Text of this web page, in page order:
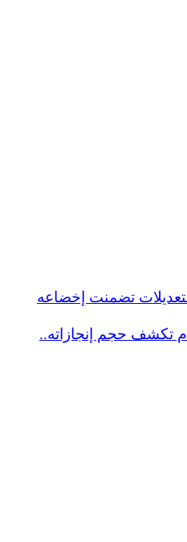
تضمنت إخضاعه
جهاز مستقبل مصر يرسخ دوره التنموى ويمنحه استقلالية ومرونة لدعم رؤية 2030.. والأرقام تكشف حجم إنجازاته..